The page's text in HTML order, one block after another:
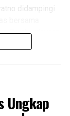
BPIP Nomor 3
tugas
Pusaka pada
didampingi
Pemberdayaan
Dinas
Kapuas
bentuk
Ungkap